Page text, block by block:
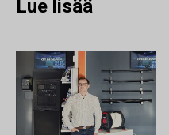
Lue lisää